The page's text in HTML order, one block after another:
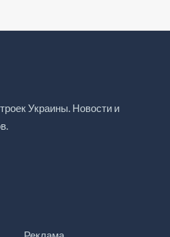
Украины. Новости и